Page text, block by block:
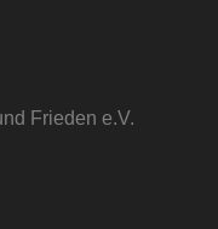
Frieden e.V.